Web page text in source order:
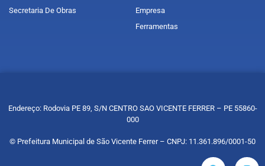
Secretaria De Obras
Empresa
Ferramentas
Endereço: Rodovia PE 89, S/N CENTRO SAO VICENTE FERRER – PE 55860-
000
© Prefeitura Municipal de São Vicente Ferrer – CNPJ: 11.361.896/0001-50